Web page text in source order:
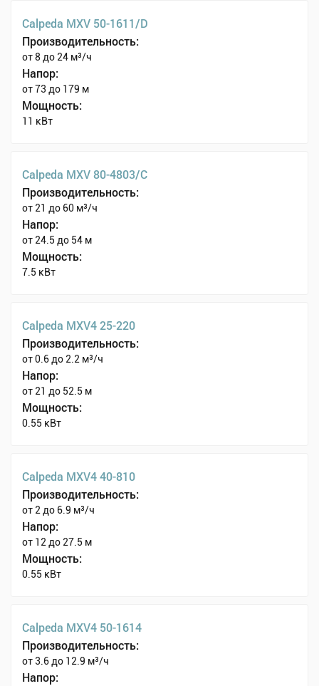
Calpeda MXV 50-1611/D
Производительность:
от 8 до 24 м³/ч
Напор:
от 73 до 179 м
Мощность:
11 кВт
Calpeda MXV 80-4803/C
Производительность:
от 21 до 60 м³/ч
Напор:
от 24.5 до 54 м
Мощность:
7.5 кВт
Calpeda MXV4 25-220
Производительность:
от 0.6 до 2.2 м³/ч
Напор:
от 21 до 52.5 м
Мощность:
0.55 кВт
Calpeda MXV4 40-810
Производительность:
от 2 до 6.9 м³/ч
Напор:
от 12 до 27.5 м
Мощность:
0.55 кВт
Calpeda MXV4 50-1614
Производительность:
от 3.6 до 12.9 м³/ч
Напор: